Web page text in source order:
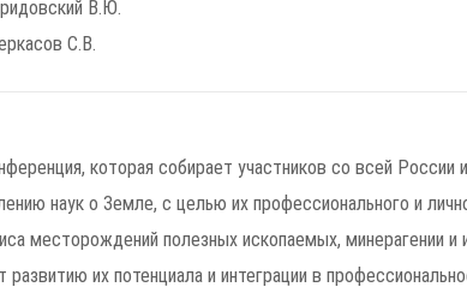
В.Ю.
С.В.
которая собирает участников со всей
наук о Земле, с целью их профессионального и
месторождений полезных ископаемых, минерагении
их потенциала и интеграции в